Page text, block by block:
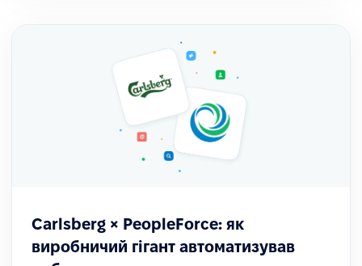
Carlsberg × PeopleForce: як
виробничий гігант автоматизував